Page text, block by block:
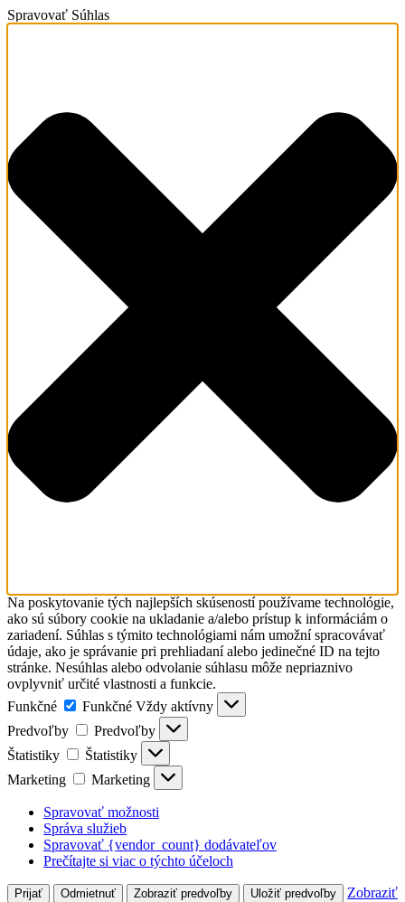
Spravovať Súhlas
Na poskytovanie tých najlepších skúseností používame technológie,
ako sú súbory cookie na ukladanie a/alebo prístup k informáciám o
zariadení. Súhlas s týmito technológiami nám umožní spracovávať
údaje, ako je správanie pri prehliadaní alebo jedinečné ID na tejto
stránke. Nesúhlas alebo odvolanie súhlasu môže nepriaznivo
ovplyvniť určité vlastnosti a funkcie.
Funkčné
Funkčné Vždy aktívny
Predvoľby
Predvoľby
Štatistiky
Štatistiky
Marketing
Marketing
Spravovať možnosti
Správa služieb
Spravovať {vendor_count} dodávateľov
Prečítajte si viac o týchto účeloch
Prijať Odmietnuť Zobraziť predvoľby Uložiť predvoľby
Zobraziť